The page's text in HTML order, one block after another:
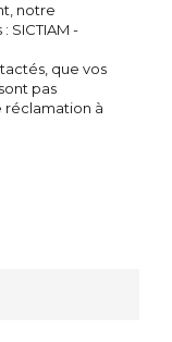
notre
SICTIAM -
que vos
pas
réclamation à